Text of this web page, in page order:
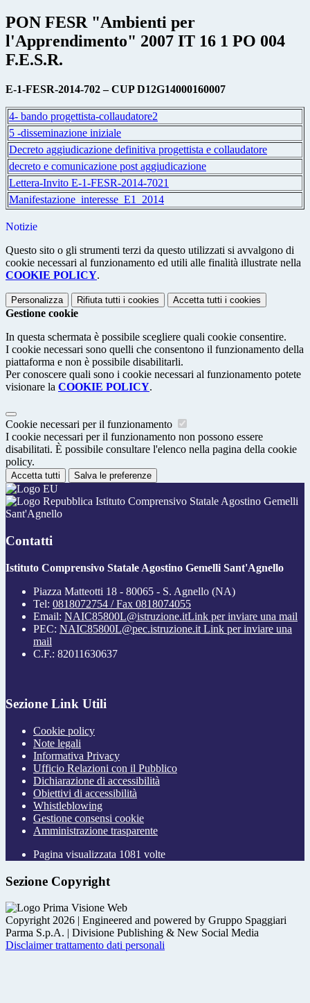
PON FESR "Ambienti per
l'Apprendimento" 2007 IT 16 1 PO 004
F.E.S.R.
E-1-FESR-2014-702 – CUP D12G14000160007
4- bando progettista-collaudatore2
5 -disseminazione iniziale
Decreto aggiudicazione definitiva progettista e collaudatore
decreto e comunicazione post aggiudicazione
Lettera-Invito E-1-FESR-2014-7021
Manifestazione_interesse_E1_2014
Notizie
Questo sito o gli strumenti terzi da questo utilizzati si avvalgono di
cookie necessari al funzionamento ed utili alle finalità illustrate nella
COOKIE POLICY.
Personalizza Rifiuta tutti i cookies Accetta tutti i cookies
Gestione cookie
In questa schermata è possibile scegliere quali cookie consentire.
I cookie necessari sono quelli che consentono il funzionamento della
piattaforma e non è possibile disabilitarli.
Per conoscere quali sono i cookie necessari al funzionamento potete
visionare la COOKIE POLICY.
Cookie necessari per il funzionamento
I cookie necessari per il funzionamento non possono essere
disabilitati. È possibile consultare l'elenco nella pagina della cookie
policy.
Accetta tutti Salva le preferenze
Istituto Comprensivo Statale Agostino Gemelli
Sant'Agnello
Contatti
Istituto Comprensivo Statale Agostino Gemelli Sant'Agnello
Piazza Matteotti 18 - 80065 - S. Agnello (NA)
Tel: 0818072754 / Fax 0818074055
Email: NAIC85800L@istruzione.itLink per inviare una mail
PEC: NAIC85800L@pec.istruzione.it Link per inviare una
mail
C.F.: 82011630637
Sezione Link Utili
Cookie policy
Note legali
Informativa Privacy
Ufficio Relazioni con il Pubblico
Dichiarazione di accessibilità
Obiettivi di accessibilità
Whistleblowing
Gestione consensi cookie
Amministrazione trasparente
Pagina visualizzata 1081 volte
Sezione Copyright
Copyright 2026 | Engineered and powered by Gruppo Spaggiari
Parma S.p.A. | Divisione Publishing & New Social Media
Disclaimer trattamento dati personali